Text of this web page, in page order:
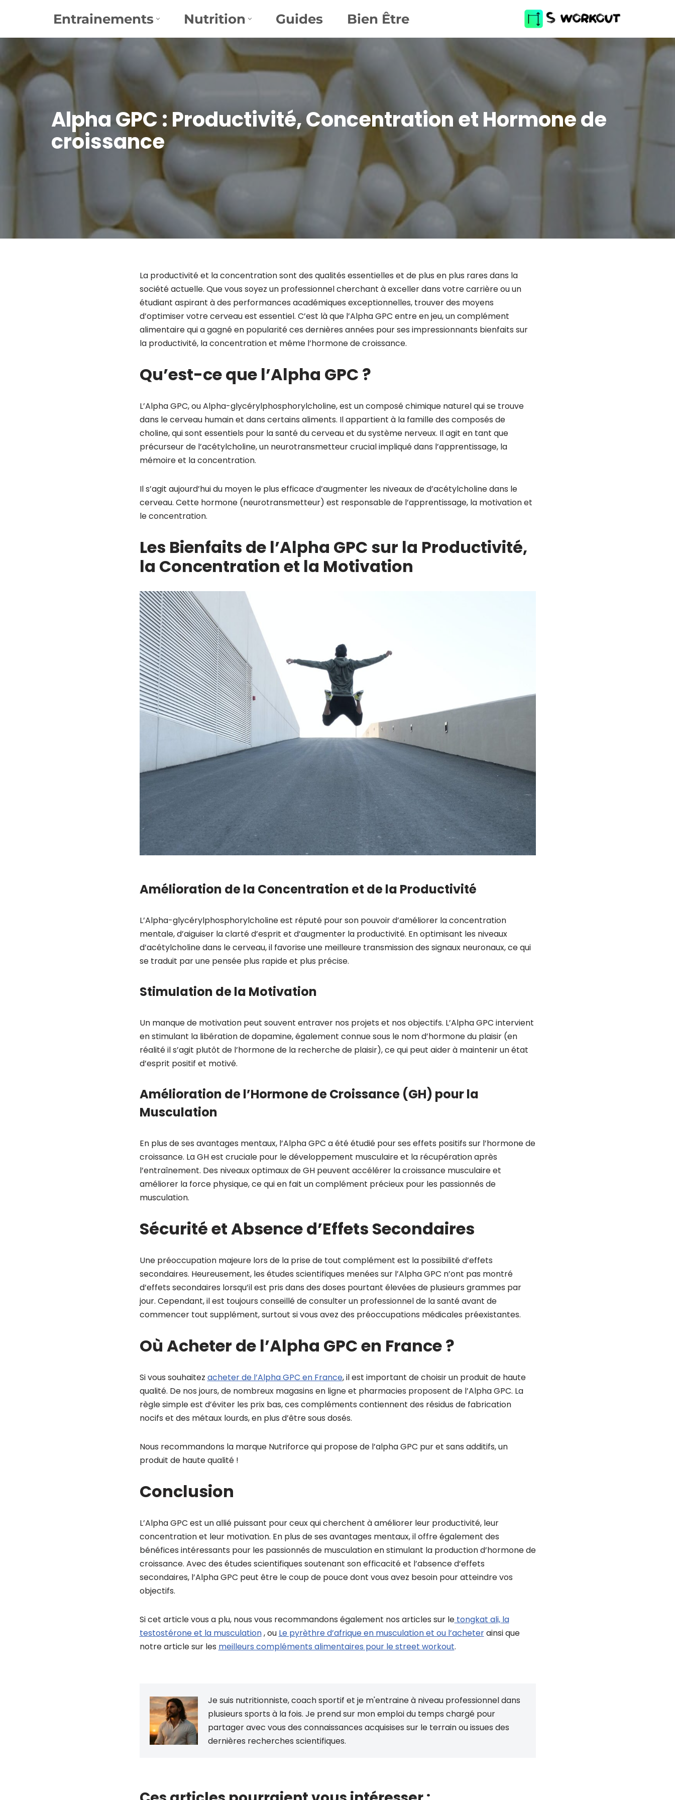
au
contenu
Entrainements Nutrition Guides Bien Être
Alpha GPC : Productivité, Concentration et Hormone de
croissance
La productivité et la concentration sont des qualités essentielles et de plus en plus rares dans la
société actuelle. Que vous soyez un professionnel cherchant à exceller dans votre carrière ou un
étudiant aspirant à des performances académiques exceptionnelles, trouver des moyens
d’optimiser votre cerveau est essentiel. C’est là que l’Alpha GPC entre en jeu, un complément
alimentaire qui a gagné en popularité ces dernières années pour ses impressionnants bienfaits sur
la productivité, la concentration et même l’hormone de croissance.
Qu’est-ce que l’Alpha GPC ?
L’Alpha GPC, ou Alpha-glycérylphosphorylcholine, est un composé chimique naturel qui se trouve
dans le cerveau humain et dans certains aliments. Il appartient à la famille des composés de
choline, qui sont essentiels pour la santé du cerveau et du système nerveux. Il agit en tant que
précurseur de l’acétylcholine, un neurotransmetteur crucial impliqué dans l’apprentissage, la
mémoire et la concentration.
Il s’agit aujourd’hui du moyen le plus efficace d’augmenter les niveaux de d’acétylcholine dans le
cerveau. Cette hormone (neurotransmetteur) est responsable de l’apprentissage, la motivation et
le concentration.
Les Bienfaits de l’Alpha GPC sur la Productivité,
la Concentration et la Motivation
Amélioration de la Concentration et de la Productivité
L’Alpha-glycérylphosphorylcholine est réputé pour son pouvoir d’améliorer la concentration
mentale, d’aiguiser la clarté d’esprit et d’augmenter la productivité. En optimisant les niveaux
d’acétylcholine dans le cerveau, il favorise une meilleure transmission des signaux neuronaux, ce qui
se traduit par une pensée plus rapide et plus précise.
Stimulation de la Motivation
Un manque de motivation peut souvent entraver nos projets et nos objectifs. L’Alpha GPC intervient
en stimulant la libération de dopamine, également connue sous le nom d’hormone du plaisir (en
réalité il s’agit plutôt de l’hormone de la recherche de plaisir), ce qui peut aider à maintenir un état
d’esprit positif et motivé.
Amélioration de l’Hormone de Croissance (GH) pour la
Musculation
En plus de ses avantages mentaux, l’Alpha GPC a été étudié pour ses effets positifs sur l’hormone de
croissance. La GH est cruciale pour le développement musculaire et la récupération après
l’entraînement. Des niveaux optimaux de GH peuvent accélérer la croissance musculaire et
améliorer la force physique, ce qui en fait un complément précieux pour les passionnés de
musculation.
Sécurité et Absence d’Effets Secondaires
Une préoccupation majeure lors de la prise de tout complément est la possibilité d’effets
secondaires. Heureusement, les études scientifiques menées sur l’Alpha GPC n’ont pas montré
d’effets secondaires lorsqu’il est pris dans des doses pourtant élevées de plusieurs grammes par
jour. Cependant, il est toujours conseillé de consulter un professionnel de la santé avant de
commencer tout supplément, surtout si vous avez des préoccupations médicales préexistantes.
Où Acheter de l’Alpha GPC en France ?
Si vous souhaitez acheter de l’Alpha GPC en France, il est important de choisir un produit de haute
qualité. De nos jours, de nombreux magasins en ligne et pharmacies proposent de l’Alpha GPC. La
règle simple est d’éviter les prix bas, ces compléments contiennent des résidus de fabrication
nocifs et des métaux lourds, en plus d’être sous dosés.
Nous recommandons la marque Nutriforce qui propose de l’alpha GPC pur et sans additifs, un
produit de haute qualité !
Conclusion
L’Alpha GPC est un allié puissant pour ceux qui cherchent à améliorer leur productivité, leur
concentration et leur motivation. En plus de ses avantages mentaux, il offre également des
bénéfices intéressants pour les passionnés de musculation en stimulant la production d’hormone de
croissance. Avec des études scientifiques soutenant son efficacité et l’absence d’effets
secondaires, l’Alpha GPC peut être le coup de pouce dont vous avez besoin pour atteindre vos
objectifs.
Si cet article vous a plu, nous vous recommandons également nos articles sur letongkat ali, la
testostérone et la musculation, ou Le pyrèthre d’afrique en musculation et ou l’acheterainsi que
notre article sur les meilleurs compléments alimentaires pour le street workout.
Je suis nutritionniste, coach sportif et je m'entraine à niveau professionnel dans
plusieurs sports à la fois. Je prend sur mon emploi du temps chargé pour
partager avec vous des connaissances acquisises sur le terrain ou issues des
dernières recherches scientifiques.